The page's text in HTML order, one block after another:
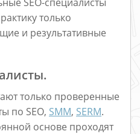
только
и результативные
только проверенные
по SEO, SMM, SERM.
основе проходят